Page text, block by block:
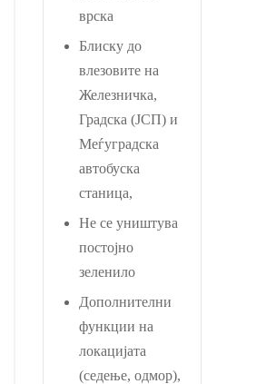
врска
Блиску до
влезовите на
Железничка,
Градска (ЈСП) и
Меѓуградска
автобуска
станица,
Не се уништува
постојно
зеленило
Дополнителни
функции на
локацијата
(седење, одмор),